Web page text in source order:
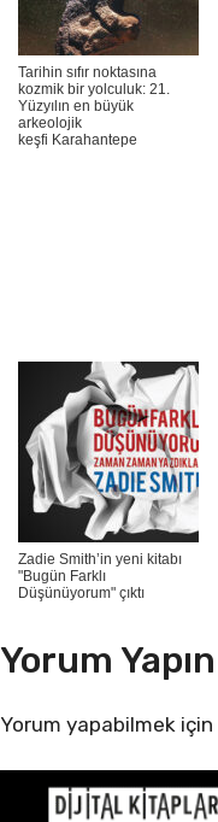
Tarihin sıfır noktasına
kozmik bir yolculuk: 21.
Yüzyılın en büyük
arkeolojik
keşfi Karahantepe
Zadie Smith’in yeni kitabı
"Bugün Farklı
Düşünüyorum" çıktı
Yorum Yapın
Yorum yapabilmek için